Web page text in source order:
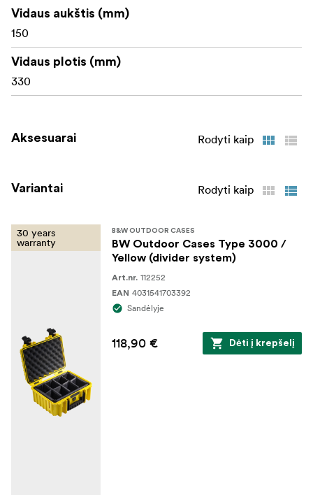
Vidaus aukštis (mm)
150
Vidaus plotis (mm)
330
Aksesuarai Rodyti kaip
Variantai Rodyti kaip
30 years
warranty
B&W OUTDOOR CASES
BW Outdoor Cases Type 3000 /
Yellow (divider system)
Art.nr. 112252
EAN 4031541703392
Sandėlyje
118,90 € Dėti į krepšelį